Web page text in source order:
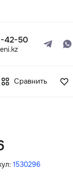
42-50
Сравнить
1530296